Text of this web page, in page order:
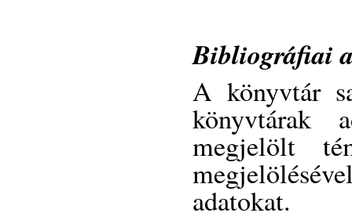
Bibliográfiai
A könyvtár
könyvtárak
megjelölt
adatokat.